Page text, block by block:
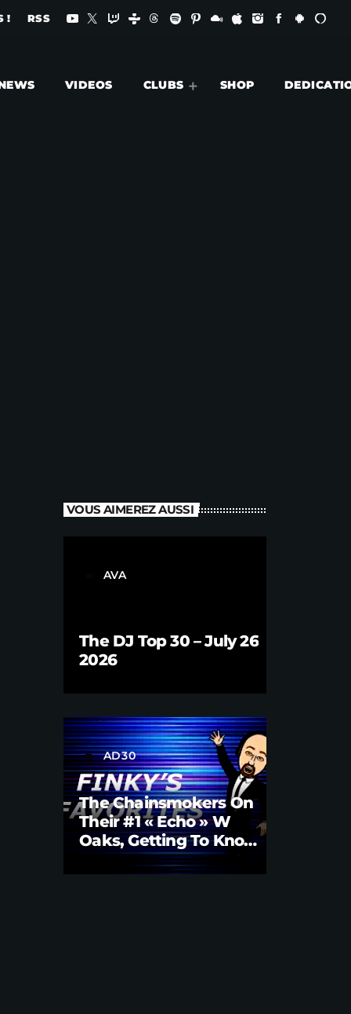
! RSS
VIDEOS CLUBS SHOP
VOUS AIMEREZ AUSSI
AVA
The DJ Top 30 – July 26
2026
label AD30
The Chainsmokers On
Their #1 « Echo » W
Oaks, Getting To Know
Them Better | Brian
Fink Interview